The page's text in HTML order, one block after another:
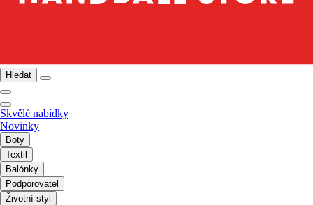
Hledat
Skvělé nabídky
Novinky
Boty
Textil
Balónky
Podporovatel
Životní styl